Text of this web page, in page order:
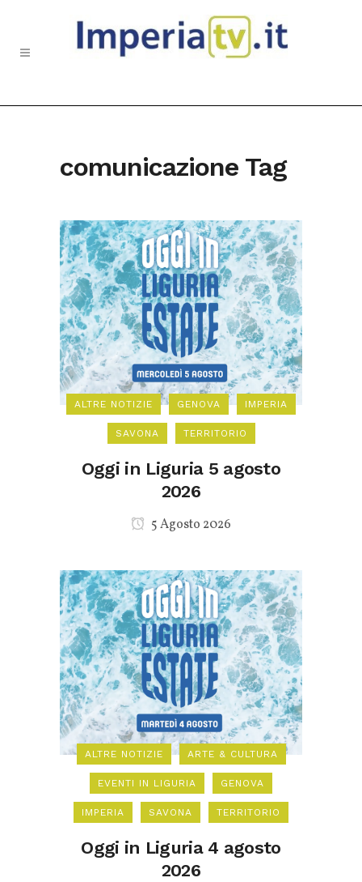
comunicazione Tag
ALTRE NOTIZIE GENOVA IMPERIA
SAVONA TERRITORIO
Oggi in Liguria 5 agosto
2026
5 Agosto 2026
ALTRE NOTIZIE ARTE & CULTURA
EVENTI IN LIGURIA GENOVA
IMPERIA SAVONA TERRITORIO
Oggi in Liguria 4 agosto
2026